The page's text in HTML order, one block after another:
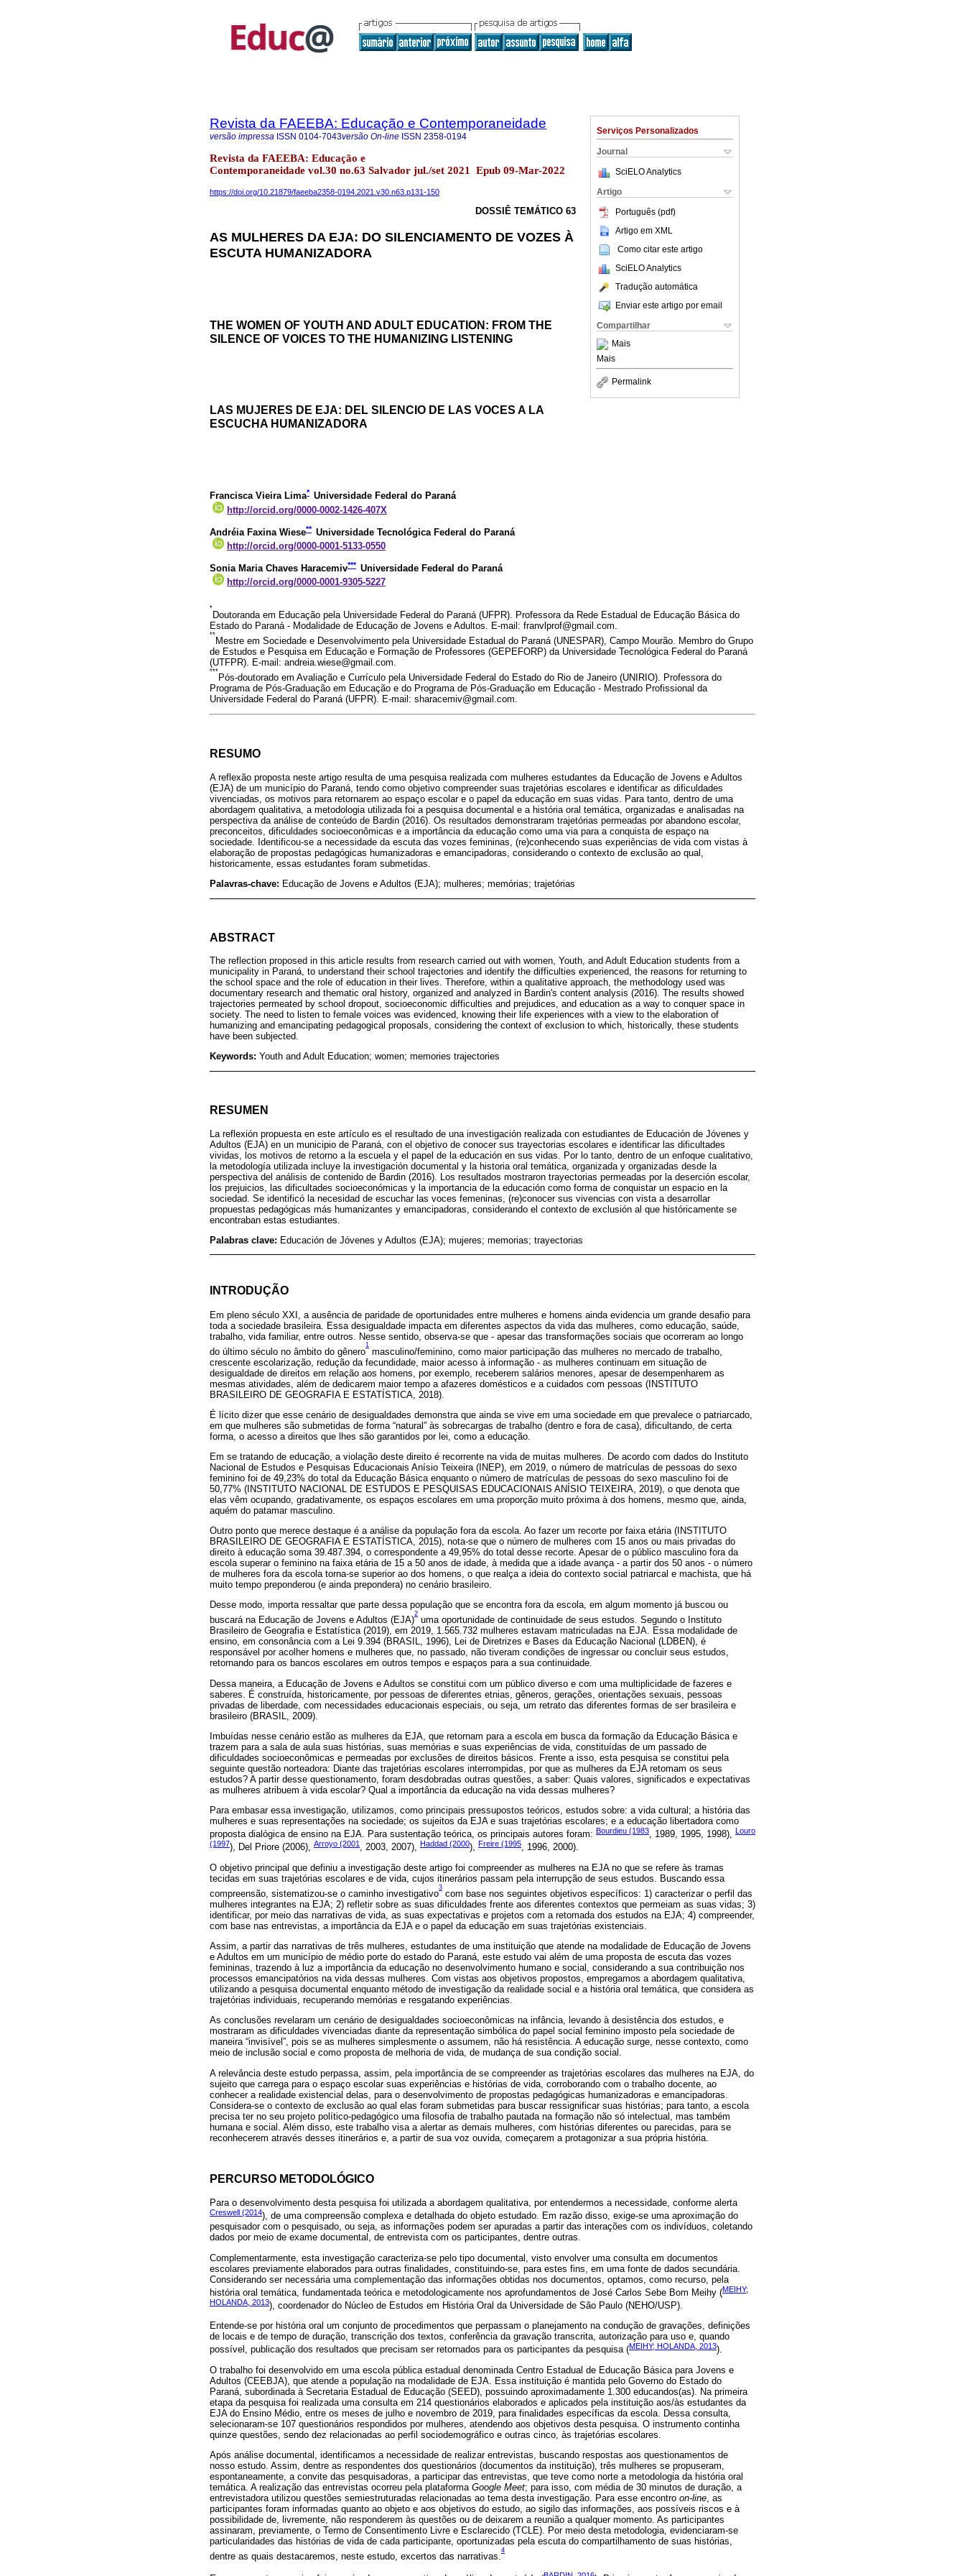
Serviços Personalizados
Journal
SciELO Analytics
Artigo
Português (pdf)
Artigo em XML
Como citar este artigo
SciELO Analytics
Tradução automática
Enviar este artigo por email
Compartilhar
Mais
Mais
Permalink
Revista da FAEEBA: Educação e Contemporaneidade
versão impressa ISSN 0104-7043versão On-line ISSN 2358-0194
Revista da FAEEBA: Educação e
Contemporaneidade vol.30 no.63 Salvador jul./set 2021 Epub 09-Mar-2022
https://doi.org/10.21879/faeeba2358-0194.2021.v30.n63.p131-150
DOSSIÊ TEMÁTICO 63
AS MULHERES DA EJA: DO SILENCIAMENTO DE VOZES À
ESCUTA HUMANIZADORA
THE WOMEN OF YOUTH AND ADULT EDUCATION: FROM THE
SILENCE OF VOICES TO THE HUMANIZING LISTENING
LAS MUJERES DE EJA: DEL SILENCIO DE LAS VOCES A LA
ESCUCHA HUMANIZADORA
Francisca Vieira Lima* Universidade Federal do Paraná
http://orcid.org/0000-0002-1426-407X
Andréia Faxina Wiese** Universidade Tecnológica Federal do Paraná
http://orcid.org/0000-0001-5133-0550
Sonia Maria Chaves Haracemiv*** Universidade Federal do Paraná
http://orcid.org/0000-0001-9305-5227
*
Doutoranda em Educação pela Universidade Federal do Paraná (UFPR). Professora da Rede Estadual de Educação Básica do
Estado do Paraná - Modalidade de Educação de Jovens e Adultos. E-mail: franvlprof@gmail.com.
**
Mestre em Sociedade e Desenvolvimento pela Universidade Estadual do Paraná (UNESPAR), Campo Mourão. Membro do Grupo
de Estudos e Pesquisa em Educação e Formação de Professores (GEPEFORP) da Universidade Tecnológica Federal do Paraná
(UTFPR). E-mail: andreia.wiese@gmail.com.
***
Pós-doutorado em Avaliação e Currículo pela Universidade Federal do Estado do Rio de Janeiro (UNIRIO). Professora do
Programa de Pós-Graduação em Educação e do Programa de Pós-Graduação em Educação - Mestrado Profissional da
Universidade Federal do Paraná (UFPR). E-mail: sharacemiv@gmail.com.
RESUMO
A reflexão proposta neste artigo resulta de uma pesquisa realizada com mulheres estudantes da Educação de Jovens e Adultos
(EJA) de um município do Paraná, tendo como objetivo compreender suas trajetórias escolares e identificar as dificuldades
vivenciadas, os motivos para retornarem ao espaço escolar e o papel da educação em suas vidas. Para tanto, dentro de uma
abordagem qualitativa, a metodologia utilizada foi a pesquisa documental e a história oral temática, organizadas e analisadas na
perspectiva da análise de conteúdo de Bardin (2016). Os resultados demonstraram trajetórias permeadas por abandono escolar,
preconceitos, dificuldades socioeconômicas e a importância da educação como uma via para a conquista de espaço na
sociedade. Identificou-se a necessidade da escuta das vozes femininas, (re)conhecendo suas experiências de vida com vistas à
elaboração de propostas pedagógicas humanizadoras e emancipadoras, considerando o contexto de exclusão ao qual,
historicamente, essas estudantes foram submetidas.
Palavras-chave: Educação de Jovens e Adultos (EJA); mulheres; memórias; trajetórias
ABSTRACT
The reflection proposed in this article results from research carried out with women, Youth, and Adult Education students from a
municipality in Paraná, to understand their school trajectories and identify the difficulties experienced, the reasons for returning to
the school space and the role of education in their lives. Therefore, within a qualitative approach, the methodology used was
documentary research and thematic oral history, organized and analyzed in Bardin's content analysis (2016). The results showed
trajectories permeated by school dropout, socioeconomic difficulties and prejudices, and education as a way to conquer space in
society. The need to listen to female voices was evidenced, knowing their life experiences with a view to the elaboration of
humanizing and emancipating pedagogical proposals, considering the context of exclusion to which, historically, these students
have been subjected.
Keywords: Youth and Adult Education; women; memories trajectories
RESUMEN
La reflexión propuesta en este artículo es el resultado de una investigación realizada con estudiantes de Educación de Jóvenes y
Adultos (EJA) en un municipio de Paraná, con el objetivo de conocer sus trayectorias escolares e identificar las dificultades
vividas, los motivos de retorno a la escuela y el papel de la educación en sus vidas. Por lo tanto, dentro de un enfoque cualitativo,
la metodología utilizada incluye la investigación documental y la historia oral temática, organizada y organizadas desde la
perspectiva del análisis de contenido de Bardin (2016). Los resultados mostraron trayectorias permeadas por la deserción escolar,
los prejuicios, las dificultades socioeconómicas y la importancia de la educación como forma de conquistar un espacio en la
sociedad. Se identificó la necesidad de escuchar las voces femeninas, (re)conocer sus vivencias con vista a desarrollar
propuestas pedagógicas más humanizantes y emancipadoras, considerando el contexto de exclusión al que históricamente se
encontraban estas estudiantes.
Palabras clave: Educación de Jóvenes y Adultos (EJA); mujeres; memorias; trayectorias
INTRODUÇÃO
Em pleno século XXI, a ausência de paridade de oportunidades entre mulheres e homens ainda evidencia um grande desafio para
toda a sociedade brasileira. Essa desigualdade impacta em diferentes aspectos da vida das mulheres, como educação, saúde,
trabalho, vida familiar, entre outros. Nesse sentido, observa-se que - apesar das transformações sociais que ocorreram ao longo
do último século no âmbito do gênero
1
masculino/feminino, como maior participação das mulheres no mercado de trabalho,
crescente escolarização, redução da fecundidade, maior acesso à informação - as mulheres continuam em situação de
desigualdade de direitos em relação aos homens, por exemplo, receberem salários menores, apesar de desempenharem as
mesmas atividades, além de dedicarem maior tempo a afazeres domésticos e a cuidados com pessoas (INSTITUTO
BRASILEIRO DE GEOGRAFIA E ESTATÍSTICA, 2018).
É lícito dizer que esse cenário de desigualdades demonstra que ainda se vive em uma sociedade em que prevalece o patriarcado,
em que mulheres são submetidas de forma “natural” às sobrecargas de trabalho (dentro e fora de casa), dificultando, de certa
forma, o acesso a direitos que lhes são garantidos por lei, como a educação.
Em se tratando de educação, a violação deste direito é recorrente na vida de muitas mulheres. De acordo com dados do Instituto
Nacional de Estudos e Pesquisas Educacionais Anísio Teixeira (INEP), em 2019, o número de matrículas de pessoas do sexo
feminino foi de 49,23% do total da Educação Básica enquanto o número de matrículas de pessoas do sexo masculino foi de
50,77% (INSTITUTO NACIONAL DE ESTUDOS E PESQUISAS EDUCACIONAIS ANÍSIO TEIXEIRA, 2019), o que denota que
elas vêm ocupando, gradativamente, os espaços escolares em uma proporção muito próxima à dos homens, mesmo que, ainda,
aquém do patamar masculino.
Outro ponto que merece destaque é a análise da população fora da escola. Ao fazer um recorte por faixa etária (INSTITUTO
BRASILEIRO DE GEOGRAFIA E ESTATÍSTICA, 2015), nota-se que o número de mulheres com 15 anos ou mais privadas do
direito à educação soma 39.487.394, o correspondente a 49,95% do total desse recorte. Apesar de o público masculino fora da
escola superar o feminino na faixa etária de 15 a 50 anos de idade, à medida que a idade avança - a partir dos 50 anos - o número
de mulheres fora da escola torna-se superior ao dos homens, o que realça a ideia do contexto social patriarcal e machista, que há
muito tempo preponderou (e ainda prepondera) no cenário brasileiro.
Desse modo, importa ressaltar que parte dessa população que se encontra fora da escola, em algum momento já buscou ou
buscará na Educação de Jovens e Adultos (EJA)
2
uma oportunidade de continuidade de seus estudos. Segundo o Instituto
Brasileiro de Geografia e Estatística (2019), em 2019, 1.565.732 mulheres estavam matriculadas na EJA. Essa modalidade de
ensino, em consonância com a Lei 9.394 (BRASIL, 1996), Lei de Diretrizes e Bases da Educação Nacional (LDBEN), é
responsável por acolher homens e mulheres que, no passado, não tiveram condições de ingressar ou concluir seus estudos,
retornando para os bancos escolares em outros tempos e espaços para a sua continuidade.
Dessa maneira, a Educação de Jovens e Adultos se constitui com um público diverso e com uma multiplicidade de fazeres e
saberes. É construída, historicamente, por pessoas de diferentes etnias, gêneros, gerações, orientações sexuais, pessoas
privadas de liberdade, com necessidades educacionais especiais, ou seja, um retrato das diferentes formas de ser brasileira e
brasileiro (BRASIL, 2009).
Imbuídas nesse cenário estão as mulheres da EJA, que retornam para a escola em busca da formação da Educação Básica e
trazem para a sala de aula suas histórias, suas memórias e suas experiências de vida, constituídas de um passado de
dificuldades socioeconômicas e permeadas por exclusões de direitos básicos. Frente a isso, esta pesquisa se constitui pela
seguinte questão norteadora: Diante das trajetórias escolares interrompidas, por que as mulheres da EJA retomam os seus
estudos? A partir desse questionamento, foram desdobradas outras questões, a saber: Quais valores, significados e expectativas
as mulheres atribuem à vida escolar? Qual a importância da educação na vida dessas mulheres?
Para embasar essa investigação, utilizamos, como principais pressupostos teóricos, estudos sobre: a vida cultural; a história das
mulheres e suas representações na sociedade; os sujeitos da EJA e suas trajetórias escolares; e a educação libertadora como
proposta dialógica de ensino na EJA. Para sustentação teórica, os principais autores foram: Bourdieu (1983, 1989, 1995, 1998), Louro
(1997), Del Priore (2006), Arroyo (2001, 2003, 2007), Haddad (2000), Freire (1995, 1996, 2000).
O objetivo principal que definiu a investigação deste artigo foi compreender as mulheres na EJA no que se refere às tramas
tecidas em suas trajetórias escolares e de vida, cujos itinerários passam pela interrupção de seus estudos. Buscando essa
compreensão, sistematizou-se o caminho investigativo
3
com base nos seguintes objetivos específicos: 1) caracterizar o perfil das
mulheres integrantes na EJA; 2) refletir sobre as suas dificuldades frente aos diferentes contextos que permeiam as suas vidas; 3)
identificar, por meio das narrativas de vida, as suas expectativas e projetos com a retomada dos estudos na EJA; 4) compreender,
com base nas entrevistas, a importância da EJA e o papel da educação em suas trajetórias existenciais.
Assim, a partir das narrativas de três mulheres, estudantes de uma instituição que atende na modalidade de Educação de Jovens
e Adultos em um município de médio porte do estado do Paraná, este estudo vai além de uma proposta de escuta das vozes
femininas, trazendo à luz a importância da educação no desenvolvimento humano e social, considerando a sua contribuição nos
processos emancipatórios na vida dessas mulheres. Com vistas aos objetivos propostos, empregamos a abordagem qualitativa,
utilizando a pesquisa documental enquanto método de investigação da realidade social e a história oral temática, que considera as
trajetórias individuais, recuperando memórias e resgatando experiências.
As conclusões revelaram um cenário de desigualdades socioeconômicas na infância, levando à desistência dos estudos, e
mostraram as dificuldades vivenciadas diante da representação simbólica do papel social feminino imposto pela sociedade de
maneira “invisível”, pois se as mulheres simplesmente o assumem, não há resistência. A educação surge, nesse contexto, como
meio de inclusão social e como proposta de melhoria de vida, de mudança de sua condição social.
A relevância deste estudo perpassa, assim, pela importância de se compreender as trajetórias escolares das mulheres na EJA, do
sujeito que carrega para o espaço escolar suas experiências e histórias de vida, corroborando com o trabalho docente, ao
conhecer a realidade existencial delas, para o desenvolvimento de propostas pedagógicas humanizadoras e emancipadoras.
Considera-se o contexto de exclusão ao qual elas foram submetidas para buscar ressignificar suas histórias; para tanto, a escola
precisa ter no seu projeto político-pedagógico uma filosofia de trabalho pautada na formação não só intelectual, mas também
humana e social. Além disso, este trabalho visa a alertar as demais mulheres, com histórias diferentes ou parecidas, para se
reconhecerem através desses itinerários e, a partir de sua voz ouvida, começarem a protagonizar a sua própria história.
PERCURSO METODOLÓGICO
Para o desenvolvimento desta pesquisa foi utilizada a abordagem qualitativa, por entendermos a necessidade, conforme alerta
Creswell (2014), de uma compreensão complexa e detalhada do objeto estudado. Em razão disso, exige-se uma aproximação do
pesquisador com o pesquisado, ou seja, as informações podem ser apuradas a partir das interações com os indivíduos, coletando
dados por meio de exame documental, de entrevista com os participantes, dentre outras.
Complementarmente, esta investigação caracteriza-se pelo tipo documental, visto envolver uma consulta em documentos
escolares previamente elaborados para outras finalidades, constituindo-se, para estes fins, em uma fonte de dados secundária.
Considerando ser necessária uma complementação das informações obtidas nos documentos, optamos, como recurso, pela
história oral temática, fundamentada teórica e metodologicamente nos aprofundamentos de José Carlos Sebe Bom Meihy (MEIHY;
HOLANDA, 2013), coordenador do Núcleo de Estudos em História Oral da Universidade de São Paulo (NEHO/USP).
Entende-se por história oral um conjunto de procedimentos que perpassam o planejamento na condução de gravações, definições
de locais e de tempo de duração, transcrição dos textos, conferência da gravação transcrita, autorização para uso e, quando
possível, publicação dos resultados que precisam ser retornados para os participantes da pesquisa (MEIHY; HOLANDA, 2013).
O trabalho foi desenvolvido em uma escola pública estadual denominada Centro Estadual de Educação Básica para Jovens e
Adultos (CEEBJA), que atende a população na modalidade de EJA. Essa instituição é mantida pelo Governo do Estado do
Paraná, subordinada à Secretaria Estadual de Educação (SEED), possuindo aproximadamente 1.300 educandos(as). Na primeira
etapa da pesquisa foi realizada uma consulta em 214 questionários elaborados e aplicados pela instituição aos/às estudantes da
EJA do Ensino Médio, entre os meses de julho e novembro de 2019, para finalidades específicas da escola. Dessa consulta,
selecionaram-se 107 questionários respondidos por mulheres, atendendo aos objetivos desta pesquisa. O instrumento continha
quinze questões, sendo dez relacionadas ao perfil sociodemográfico e outras cinco, às trajetórias escolares.
Após análise documental, identificamos a necessidade de realizar entrevistas, buscando respostas aos questionamentos de
nosso estudo. Assim, dentre as respondentes dos questionários (documentos da instituição), três mulheres se propuseram,
espontaneamente, a convite das pesquisadoras, a participar das entrevistas, que teve como norte a metodologia da história oral
temática. A realização das entrevistas ocorreu pela plataforma Google Meet; para isso, com média de 30 minutos de duração, a
entrevistadora utilizou questões semiestruturadas relacionadas ao tema desta investigação. Para esse encontro on-line, as
participantes foram informadas quanto ao objeto e aos objetivos do estudo, ao sigilo das informações, aos possíveis riscos e à
possibilidade de, livremente, não responderem às questões ou de deixarem a reunião a qualquer momento. As participantes
assinaram, previamente, o Termo de Consentimento Livre e Esclarecido (TCLE). Por meio desta metodologia, evidenciaram-se
particularidades das histórias de vida de cada participante, oportunizadas pela escuta do compartilhamento de suas histórias,
dentre as quais destacaremos, neste estudo, excertos das narrativas.
4